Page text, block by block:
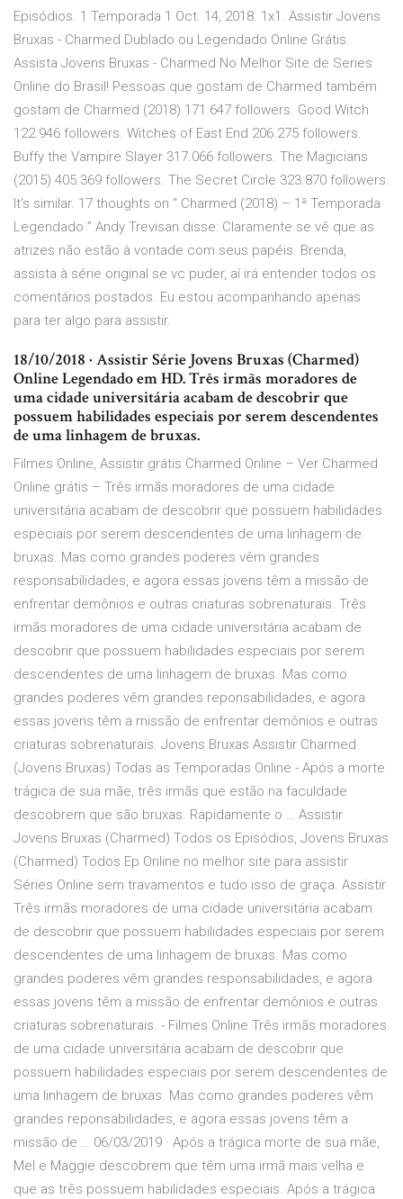
Episódios. 1 Temporada 1 Oct. 14, 2018. 1x1. Assistir Jovens
Bruxas - Charmed Dublado ou Legendado Online Grátis.
Assista Jovens Bruxas - Charmed No Melhor Site de Series
Online do Brasil! Pessoas que gostam de Charmed também
gostam de Charmed (2018) 171.647 followers. Good Witch
122.946 followers. Witches of East End 206.275 followers.
Buffy the Vampire Slayer 317.066 followers. The Magicians
(2015) 405.369 followers. The Secret Circle 323.870 followers.
It's similar. 17 thoughts on “ Charmed (2018) – 1ª Temporada
Legendado ” Andy Trevisan disse: Claramente se vê que as
atrizes não estão à vontade com seus papéis. Brenda,
assista à série original se vc puder, aí irá entender todos os
comentários postados. Eu estou acompanhando apenas
para ter algo para assistir.
18/10/2018 · Assistir Série Jovens Bruxas (Charmed)
Online Legendado em HD. Três irmãs moradores de
uma cidade universitária acabam de descobrir que
possuem habilidades especiais por serem descendentes
de uma linhagem de bruxas.
Filmes Online, Assistir grátis Charmed Online – Ver Charmed
Online grátis – Três irmãs moradores de uma cidade
universitária acabam de descobrir que possuem habilidades
especiais por serem descendentes de uma linhagem de
bruxas. Mas como grandes poderes vêm grandes
responsabilidades, e agora essas jovens têm a missão de
enfrentar demônios e outras criaturas sobrenaturais. Três
irmãs moradores de uma cidade universitária acabam de
descobrir que possuem habilidades especiais por serem
descendentes de uma linhagem de bruxas. Mas como
grandes poderes vêm grandes reponsabilidades, e agora
essas jovens têm a missão de enfrentar demônios e outras
criaturas sobrenaturais. Jovens Bruxas Assistir Charmed
(Jovens Bruxas) Todas as Temporadas Online - Após a morte
trágica de sua mãe, três irmãs que estão na faculdade
descobrem que são bruxas. Rapidamente o … Assistir
Jovens Bruxas (Charmed) Todos os Episódios, Jovens Bruxas
(Charmed) Todos Ep Online no melhor site para assistir
Séries Online sem travamentos e tudo isso de graça. Assistir
Três irmãs moradores de uma cidade universitária acabam
de descobrir que possuem habilidades especiais por serem
descendentes de uma linhagem de bruxas. Mas como
grandes poderes vêm grandes responsabilidades, e agora
essas jovens têm a missão de enfrentar demônios e outras
criaturas sobrenaturais. - Filmes Online Três irmãs moradores
de uma cidade universitária acabam de descobrir que
possuem habilidades especiais por serem descendentes de
uma linhagem de bruxas. Mas como grandes poderes vêm
grandes reponsabilidades, e agora essas jovens têm a
missão de … 06/03/2019 · Após a trágica morte de sua mãe,
Mel e Maggie descobrem que têm uma irmã mais velha e
que as três possuem habilidades especiais. Após a trágica